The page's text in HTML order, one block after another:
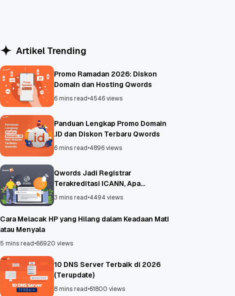
Artikel Trending
Promo Ramadan 2026: Diskon
Domain dan Hosting Qwords
6 mins read•4546 views
Panduan Lengkap Promo Domain
.ID dan Diskon Terbaru Qwords
6 mins read•4896 views
Qwords Jadi Registrar
Terakreditasi ICANN, Apa
Untungnya?
3 mins read•4494 views
Cara Melacak HP yang Hilang dalam Keadaan Mati
atau Menyala
5 mins read•66920 views
10 DNS Server Terbaik di 2026
(Terupdate)
8 mins read•61800 views